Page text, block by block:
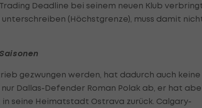
Deadline bei seinem neuen Klub
(Höchstgrenze), muss damit
gezwungen werden, hat dadurch auch keine
Dallas-Defender Roman Polak ab, er hat
seine Heimatstadt Ostrava zurück. Calgary-